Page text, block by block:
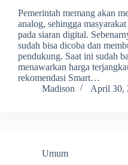
Pemerintah memang akan
analog, sehingga
pada siaran digital.
sudah bisa dicoba dan
pendukung. Saat ini sudah
menawarkan harga
rekomendasi Smart…
Madison
April 30,
Umum